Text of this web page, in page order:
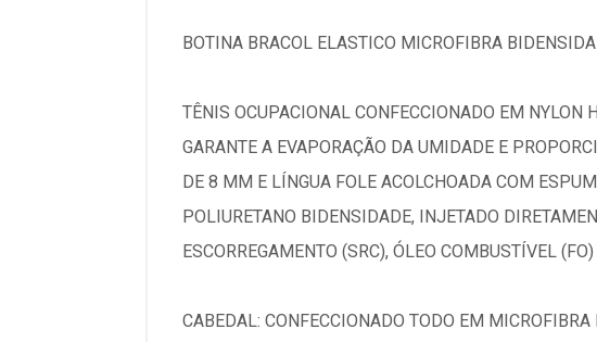
BOTINA BRACOL ELASTICO MICROFIBRA
TÊNIS OCUPACIONAL CONFECCIONADO EM NYLON
GARANTE A EVAPORAÇÃO DA UMIDADE E
DE 8 MM E LÍNGUA FOLE ACOLCHOADA COM
POLIURETANO BIDENSIDADE, INJETADO
ESCORREGAMENTO (SRC), ÓLEO COMBUSTÍVEL
CABEDAL: CONFECCIONADO TODO EM